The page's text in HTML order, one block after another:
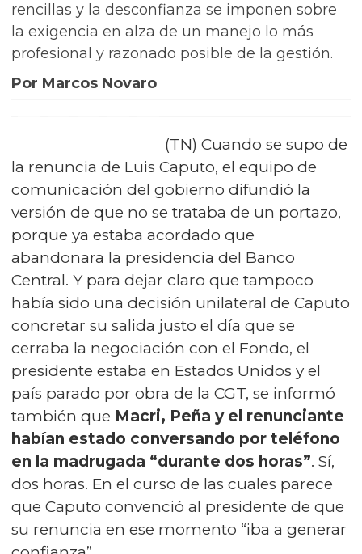
rencillas y la desconfianza se imponen sobre
la exigencia en alza de un manejo lo más
profesional y razonado posible de la gestión.
Por Marcos Novaro
(TN) Cuando se supo de
la renuncia de Luis Caputo, el equipo de
comunicación del gobierno difundió la
versión de que no se trataba de un portazo,
porque ya estaba acordado que
abandonara la presidencia del Banco
Central. Y para dejar claro que tampoco
había sido una decisión unilateral de Caputo
concretar su salida justo el día que se
cerraba la negociación con el Fondo, el
presidente estaba en Estados Unidos y el
país parado por obra de la CGT, se informó
también que Macri, Peña y el renunciante
habían estado conversando por teléfono
en la madrugada “durante dos horas”. Sí,
dos horas. En el curso de las cuales parece
que Caputo convenció al presidente de que
su renuncia en ese momento “iba a generar